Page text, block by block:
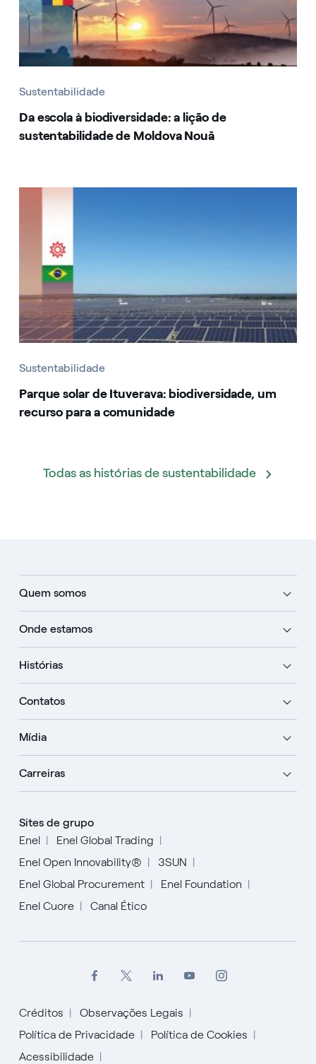
Sustentabilidade
Da escola à biodiversidade: a lição de
sustentabilidade de Moldova Nouă
Sustentabilidade
Parque solar de Ituverava: biodiversidade, um
recurso para a comunidade
Todas as histórias de sustentabilidade
Quem somos
Onde estamos
Histórias
Contatos
Mídia
Carreiras
Sites de grupo
Enel
Enel Global Trading
Enel Open Innovability®
3SUN
Enel Global Procurement
Enel Foundation
Enel Cuore
Canal Ético
Créditos
Observações Legais
Política de Privacidade
Política de Cookies
Acessibilidade
English